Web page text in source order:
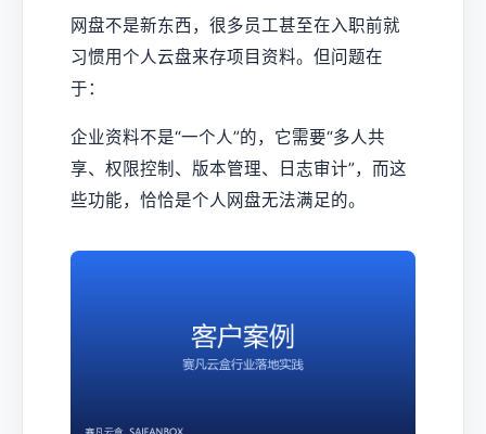
网盘不是新东西，很多员工甚至在入职前就
习惯用个人云盘来存项目资料。但问题在
于：
企业资料不是“一个人”的，它需要“多人共
享、权限控制、版本管理、日志审计”，而这
些功能，恰恰是个人网盘无法满足的。